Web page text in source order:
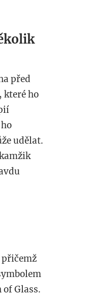
před
které ho
udělat.
přičemž
of Glass.